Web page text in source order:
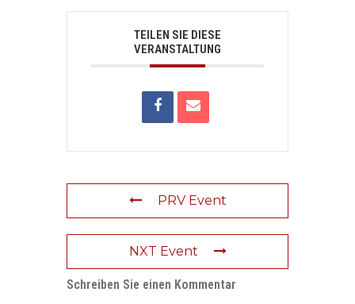
TEILEN SIE DIESE
VERANSTALTUNG
PRV Event
NXT Event
Schreiben Sie einen Kommentar